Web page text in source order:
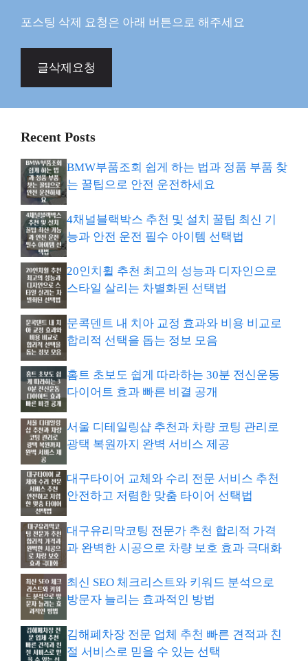
포스팅 삭제 요청은 아래 버튼으로 해주세요
글삭제요청
Recent Posts
BMW부품조회 쉽게 하는 법과 정품 부품 찾
는 꿀팁으로 안전 운전하세요
4채널블랙박스 추천 및 설치 꿀팁 최신 기
능과 안전 운전 필수 아이템 선택법
20인치휠 추천 최고의 성능과 디자인으로
스타일 살리는 차별화된 선택법
문콕덴트 내 치아 교정 효과와 비용 비교로
합리적 선택을 돕는 정보 모음
홈트 초보도 쉽게 따라하는 30분 전신운동
다이어트 효과 빠른 비결 공개
서울 디테일링샵 추천과 차량 코팅 관리로
광택 복원까지 완벽 서비스 제공
대구타이어 교체와 수리 전문 서비스 추천
안전하고 저렴한 맞춤 타이어 선택법
대구유리막코팅 전문가 추천 합리적 가격
과 완벽한 시공으로 차량 보호 효과 극대화
최신 SEO 체크리스트와 키워드 분석으로
방문자 늘리는 효과적인 방법
김해폐차장 전문 업체 추천 빠른 견적과 친
절 서비스로 믿을 수 있는 선택